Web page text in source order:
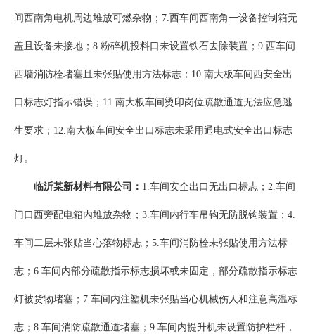
间西南角电机周边堆放可燃杂物；7.西车间西南角一设备控制箱无
盖且设备未接地；8.粉碎机投料口未设置铁石去除装置；9.西车间
西墙消防栓堵塞且未张贴使用方法标志；10.南大板车间西安全出
口标志灯指示错误；11.南大板车间烫印岗位疏散通道无法应急逃
生要求；12.南大板车间安全出口标志未采用通电式安全出口标志
灯。
临沂某新材料有限公司： 1.车间安全出口无出口标志；2.车间
门口西旁配电箱内堆放杂物；3.车间内行车吊钩无防脱钩装置；4.
车间二层未张贴当心落物标志；5.车间消防栓未张贴使用方法标
志；6.车间内部分疏散指示标志损坏或未固定，部分疏散指示标志
灯被货物堵塞；7.车间内注塑机未张贴当心机械伤人和注意高温标
志；8.车间消防疏散通道堵塞；9.车间内提升机未设置防护栏杆，